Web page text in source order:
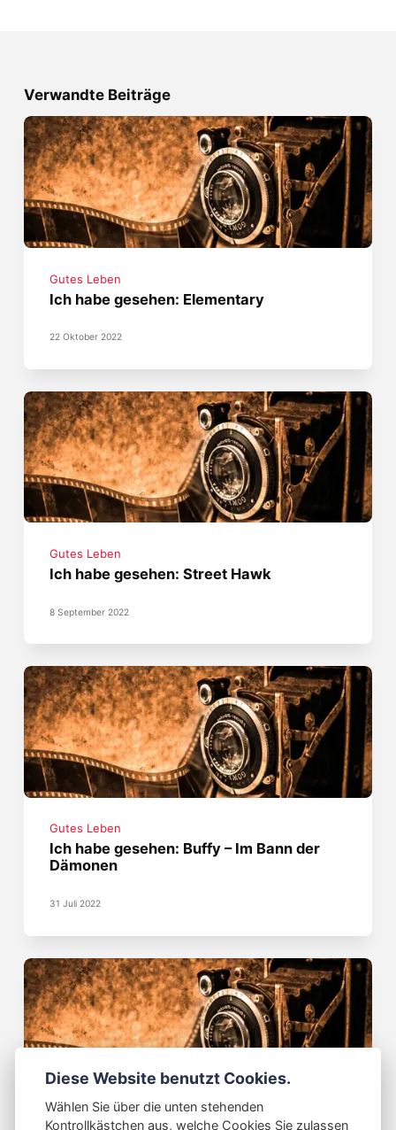
Verwandte Beiträge
Gutes Leben
Ich habe gesehen: Elementary
22 Oktober 2022
Gutes Leben
Ich habe gesehen: Street Hawk
8 September 2022
Gutes Leben
Ich habe gesehen: Buffy – Im Bann der
Dämonen
31 Juli 2022
Gutes Leben
Diese Website benutzt Cookies.
Wählen Sie über die unten stehenden
Kontrollkästchen aus, welche Cookies Sie zulassen